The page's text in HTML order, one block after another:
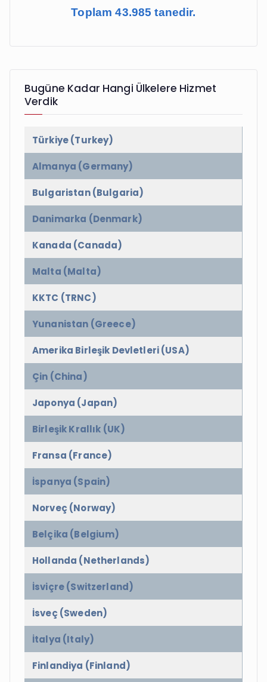
Toplam 43.985 tanedir.
Bugüne Kadar Hangi Ülkelere Hizmet
Verdik
Türkiye (Turkey)
Almanya (Germany)
Bulgaristan (Bulgaria)
Danimarka (Denmark)
Kanada (Canada)
Malta (Malta)
KKTC (TRNC)
Yunanistan (Greece)
Amerika Birleşik Devletleri (USA)
Çin (China)
Japonya (Japan)
Birleşik Krallık (UK)
Fransa (France)
İspanya (Spain)
Norveç (Norway)
Belçika (Belgium)
Hollanda (Netherlands)
İsviçre (Switzerland)
İsveç (Sweden)
İtalya (Italy)
Finlandiya (Finland)